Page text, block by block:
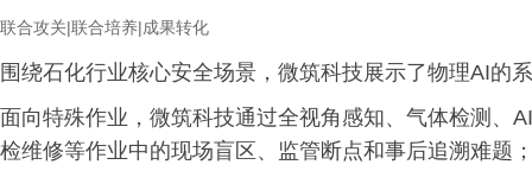
联合攻关|联合培养|成果转化
围绕石化行业核心安全场景，微筑科技展示了物理AI的
面向特殊作业，微筑科技通过全视角感知、气体检测、
检维修等作业中的现场盲区、监管断点和事后追溯难题